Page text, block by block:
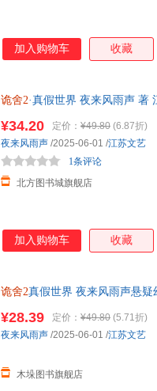
加入购物车 收藏
诡舍2·真假世界 夜来风雨声 著
¥34.20 定价： ¥49.80 (6.87折)
北方图书城旗舰店
1条评论
夜来风雨声 /2025-06-01 /江苏文艺
加入购物车 收藏
诡舍2真假世界 夜来风雨声悬
¥28.39 定价： ¥49.80 (5.71折)
木垛图书旗舰店
夜来风雨声 /2025-06-01 /江苏文艺